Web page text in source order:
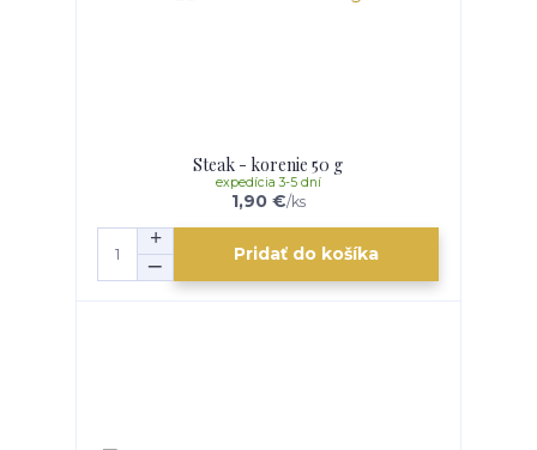
Steak - korenie 50 g
1,90 €/ks
expedícia 3-5 dní
Pridať do košíka